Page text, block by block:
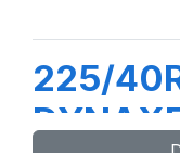
225/